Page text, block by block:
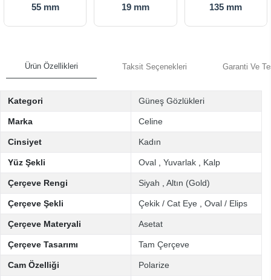
55 mm 19 mm 135 mm
Ürün Özellikleri Taksit Seçenekleri Garanti Ve
Kategori Güneş Gözlükleri
Marka Celine
Cinsiyet Kadın
Yüz Şekli Oval Yuvarlak Kalp
Çerçeve Rengi Siyah Altın (Gold)
Çerçeve Şekli Çekik / Cat Eye Oval / Elips
Çerçeve Materyali Asetat
Çerçeve Tasarımı Tam Çerçeve
Cam Özelliği Polarize